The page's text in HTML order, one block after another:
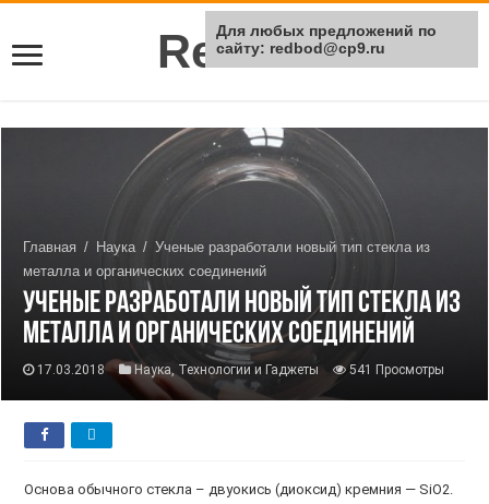
Rei Red
Главная / Наука / Ученые разработали новый тип стекла из
металла и органических соединений
Ученые разработали новый тип стекла из
металла и органических соединений
17.03.2018 Наука, Технологии и Гаджеты 541 Просмотры
Основа обычного стекла – двуокись (диоксид) кремния — SiO2.
Для любых предложений по
сайту: redbod@cp9.ru